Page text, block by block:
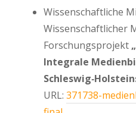
Wissenschaftliche
Wissenschaftlicher
Forschungsprojekt
Integrale
URL: 371738-